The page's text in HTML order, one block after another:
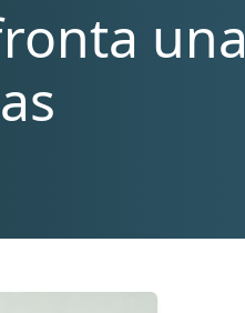
una